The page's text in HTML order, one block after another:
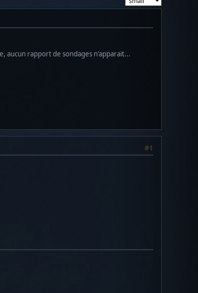
aucun rapport de sondages n'apparait...
#1